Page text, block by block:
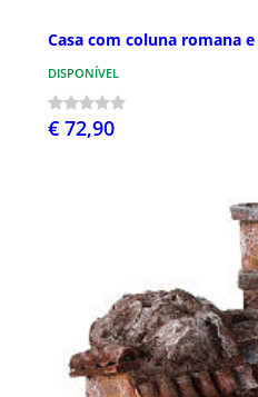
Casa com coluna romana
DISPONÍVEL
€ 72,90